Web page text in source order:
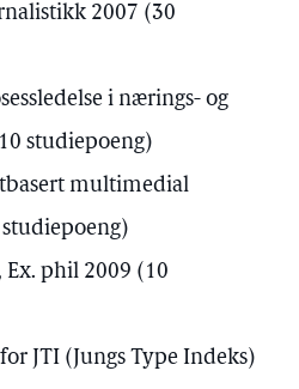
2007 (30
i nærings- og
studiepoeng)
multimedial
Ex. phil 2009 (10
JTI (Jungs Type Indeks)